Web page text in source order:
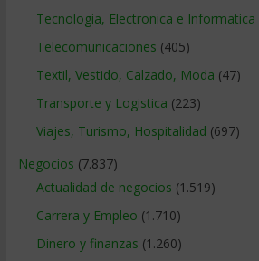
Tecnologia, Electronica e Informatica
Telecomunicaciones (405)
Textil, Vestido, Calzado, Moda (47)
Transporte y Logistica (223)
Viajes, Turismo, Hospitalidad (697)
Negocios (7.837)
Actualidad de negocios (1.519)
Carrera y Empleo (1.710)
Dinero y finanzas (1.260)